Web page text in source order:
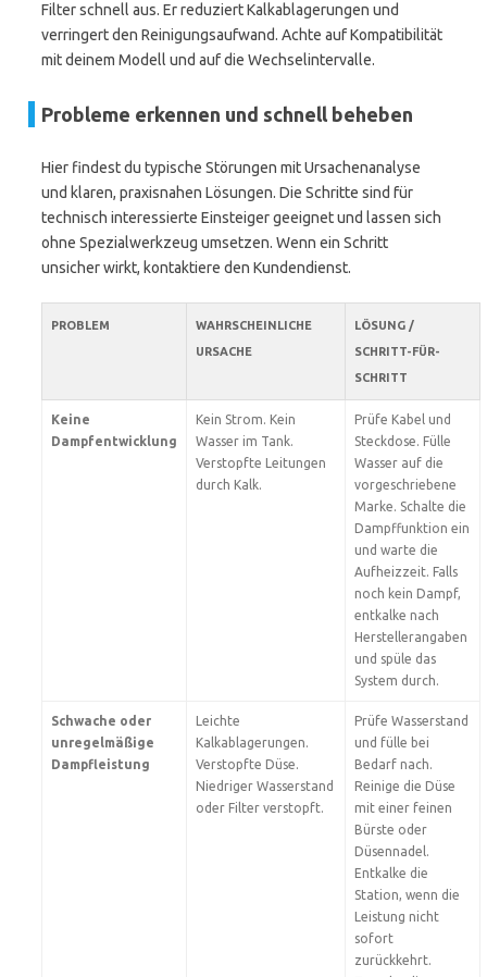
Filter schnell aus. Er reduziert Kalkablagerungen und
verringert den Reinigungsaufwand. Achte auf Kompatibilität
mit deinem Modell und auf die Wechselintervalle.
Probleme erkennen und schnell beheben
Hier findest du typische Störungen mit Ursachenanalyse
und klaren, praxisnahen Lösungen. Die Schritte sind für
technisch interessierte Einsteiger geeignet und lassen sich
ohne Spezialwerkzeug umsetzen. Wenn ein Schritt
unsicher wirkt, kontaktiere den Kundendienst.
PROBLEM
WAHRSCHEINLICHE
URSACHE
LÖSUNG /
SCHRITT-FÜR-
SCHRITT
Keine
Dampfentwicklung
Kein Strom. Kein
Wasser im Tank.
Verstopfte Leitungen
durch Kalk.
Prüfe Kabel und
Steckdose. Fülle
Wasser auf die
vorgeschriebene
Marke. Schalte die
Dampffunktion ein
und warte die
Aufheizzeit. Falls
noch kein Dampf,
entkalke nach
Herstellerangaben
und spüle das
System durch.
Schwache oder
unregelmäßige
Dampfleistung
Leichte
Kalkablagerungen.
Verstopfte Düse.
Niedriger Wasserstand
oder Filter verstopft.
Prüfe Wasserstand
und fülle bei
Bedarf nach.
Reinige die Düse
mit einer feinen
Bürste oder
Düsennadel.
Entkalke die
Station, wenn die
Leistung nicht
sofort
zurückkehrt.